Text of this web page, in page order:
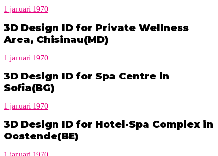
1 januari 1970
3D Design ID for Private Wellness
Area, Chisinau(MD)
1 januari 1970
3D Design ID for Spa Centre in
Sofia(BG)
1 januari 1970
3D Design ID for Hotel-Spa Complex in
Oostende(BE)
1 januari 1970